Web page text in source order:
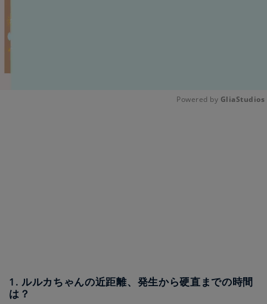
Powered by GliaStudios
1. ルルカちゃんの近距離、発生から硬直までの時間
は？